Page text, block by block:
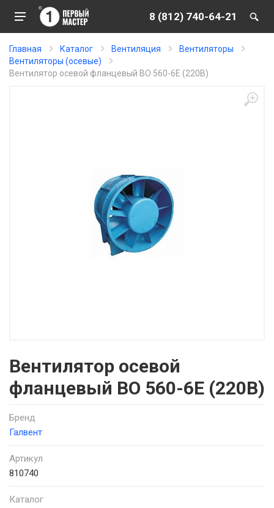
8 (812) 740-64-21
Главная Каталог Вентиляция
Вентиляторы
Вентиляторы (осевые)
Вентилятор осевой фланцевый ВО 560-6Е (220В)
Вентилятор осевой
фланцевый ВО 560-6Е (220В)
Бренд
Галвент
Артикул
810740
Каталог